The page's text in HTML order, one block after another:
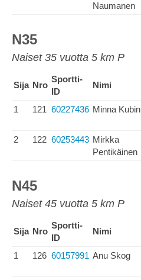
Naumanen
N35
Naiset 35 vuotta 5 km P
Sija Nro
Sportti-
ID
Nimi
1 121 60227436 Minna Kubin
2 122 60253443 Mirkka
Pentikäinen
N45
Naiset 45 vuotta 5 km P
Sija Nro
Sportti-
ID
Nimi
1 126 60157991 Anu Skog